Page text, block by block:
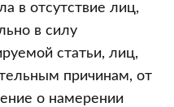
в отсутствие лиц,
в силу
статьи, лиц,
причинам, от
о намерении